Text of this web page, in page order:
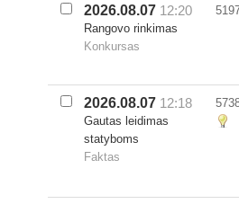
2026.08.07 12:20
Rangovo rinkimas
Konkursas
2026.08.07 12:18
Gautas leidimas
statyboms
Faktas